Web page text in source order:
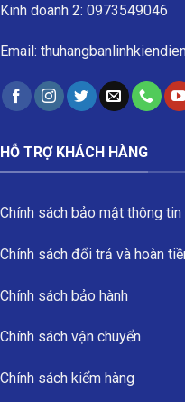
Kinh doanh 2: 0973549046
Email:
HỖ TRỢ KHÁCH HÀNG
Chính sách bảo mật thông tin
Chính sách đổi trả và hoàn
Chính sách bảo hành
Chính sách vận chuyển
Chính sách kiểm hàng